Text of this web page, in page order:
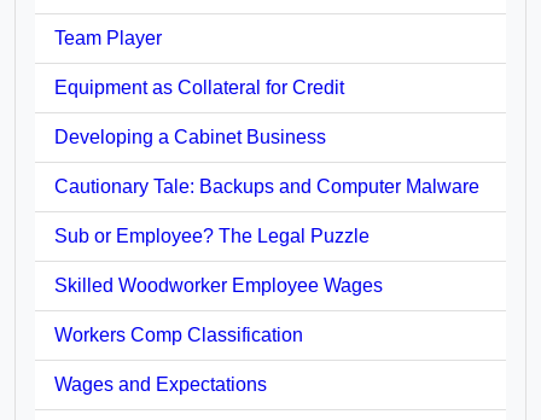
Team Player
Equipment as Collateral for Credit
Developing a Cabinet Business
Cautionary Tale: Backups and Computer Malware
Sub or Employee? The Legal Puzzle
Skilled Woodworker Employee Wages
Workers Comp Classification
Wages and Expectations